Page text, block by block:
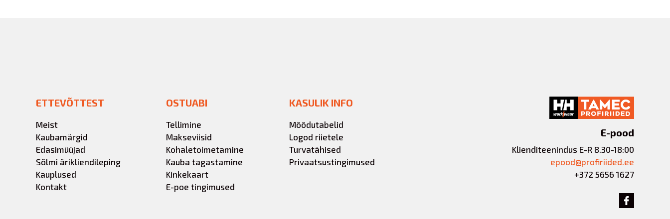
ETTEVÕTTEST
Meist
Kaubamärgid
Edasimüüjad
Sõlmi ärikliendileping
Kauplused
Kontakt
OSTUABI
Tellimine
Makseviisid
Kohaletoimetamine
Kauba tagastamine
Kinkekaart
E-poe tingimused
KASULIK INFO
Mõõdutabelid
Logod riietele
Turvatähised
Privaatsustingimused
E-pood
Klienditeenindus E-R 8.30-18:00
epood@profiriided.ee
+372 5656 1627